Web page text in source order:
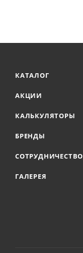
КАТАЛОГ
АКЦИИ
КАЛЬКУЛЯТОРЫ
БРЕНДЫ
СОТРУДНИЧЕСТВО
ГАЛЕРЕЯ